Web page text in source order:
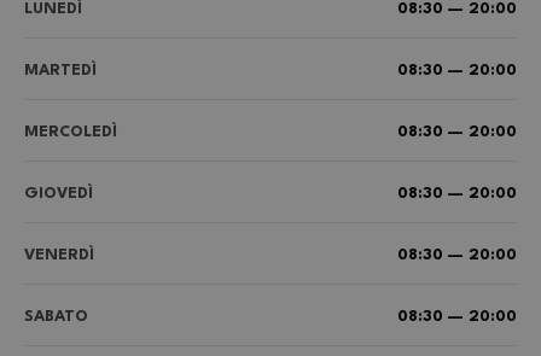
LUNEDÌ 08:30 — 20:00
MARTEDÌ 08:30 — 20:00
MERCOLEDÌ 08:30 — 20:00
GIOVEDÌ 08:30 — 20:00
VENERDÌ 08:30 — 20:00
SABATO 08:30 — 20:00